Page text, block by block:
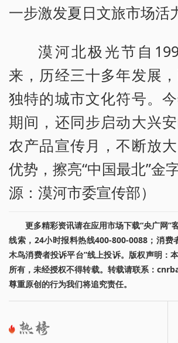
一步激发夏日文旅市场活
漠河北极光节自
来，历经三十多年发展
独特的城市文化符号。
期间，还同步启动大兴
农产品宣传月，不断放
优势，擦亮“中国最北”金
源：漠河市委宣传部）
更多精彩资讯请在应用市场下载“央广网”
线索，24小时报料热线400-800-0088；消费
木鸟消费者投诉平台”线上投诉。版权声明：
所有，未经授权不得转载。转载请联系：
尊重原创的行为我们将追究责任。